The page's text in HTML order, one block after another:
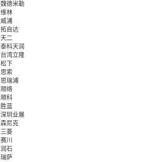
魏德米勒
维林
威浦
拓自达
天二
泰科天润
台湾立隆
松下
思索
思瑞浦
顺络
顺科
胜蓝
深圳业展
森尼克
三菱
赛川
润石
瑞萨